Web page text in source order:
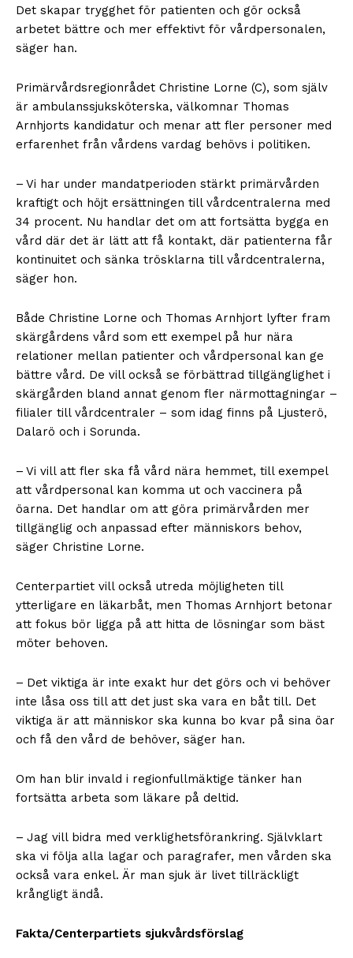
Det skapar trygghet för patienten och gör också
arbetet bättre och mer effektivt för vårdpersonalen,
säger han.
Primärvårdsregionrådet Christine Lorne (C), som själv
är ambulanssjuksköterska, välkomnar Thomas
Arnhjorts kandidatur och menar att fler personer med
erfarenhet från vårdens vardag behövs i politiken.
– Vi har under mandatperioden stärkt primärvården
kraftigt och höjt ersättningen till vårdcentralerna med
34 procent. Nu handlar det om att fortsätta bygga en
vård där det är lätt att få kontakt, där patienterna får
kontinuitet och sänka trösklarna till vårdcentralerna,
säger hon.
Både Christine Lorne och Thomas Arnhjort lyfter fram
skärgårdens vård som ett exempel på hur nära
relationer mellan patienter och vårdpersonal kan ge
bättre vård. De vill också se förbättrad tillgänglighet i
skärgården bland annat genom fler närmottagningar –
filialer till vårdcentraler – som idag finns på Ljusterö,
Dalarö och i Sorunda.
– Vi vill att fler ska få vård nära hemmet, till exempel
att vårdpersonal kan komma ut och vaccinera på
öarna. Det handlar om att göra primärvården mer
tillgänglig och anpassad efter människors behov,
säger Christine Lorne.
Centerpartiet vill också utreda möjligheten till
ytterligare en läkarbåt, men Thomas Arnhjort betonar
att fokus bör ligga på att hitta de lösningar som bäst
möter behoven.
– Det viktiga är inte exakt hur det görs och vi behöver
inte låsa oss till att det just ska vara en båt till. Det
viktiga är att människor ska kunna bo kvar på sina öar
och få den vård de behöver, säger han.
Om han blir invald i regionfullmäktige tänker han
fortsätta arbeta som läkare på deltid.
– Jag vill bidra med verklighetsförankring. Självklart
ska vi följa alla lagar och paragrafer, men vården ska
också vara enkel. Är man sjuk är livet tillräckligt
krångligt ändå.
Fakta/Centerpartiets sjukvårdsförslag